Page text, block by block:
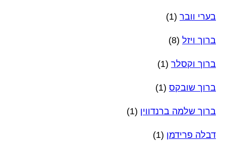
בערי וובר (1)
ברוך ויזל (8)
ברוך וקסלר (1)
ברוך שובקס (1)
ברוך שלמה ברנדווין (1)
דבלה פרידמן (1)